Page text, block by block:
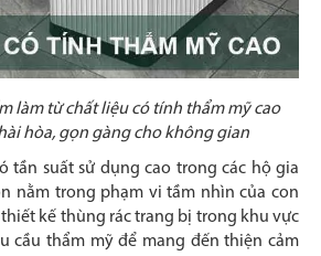
làm từ chất liệu có tính thẩm mỹ cao
hòa, gọn gàng cho không gian
tần suất sử dụng cao trong các hộ gia
nằm trong phạm vi tầm nhìn của con
kế thùng rác trang bị trong khu vực
cầu thẩm mỹ để mang đến thiện cảm